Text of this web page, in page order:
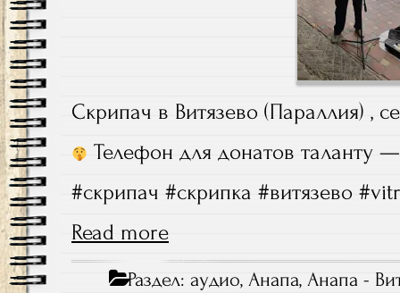
Скрипач в Витязево (Параллия) ,
Телефон для донатов таланту
#скрипач #скрипка #витязево
Read more
Раздел:aудио,Анапа,Анапа -